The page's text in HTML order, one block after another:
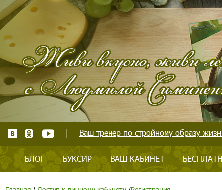
Ваш тренер по стройному образу
БЛОГ БУКСИР ВАШ КАБИНЕТ